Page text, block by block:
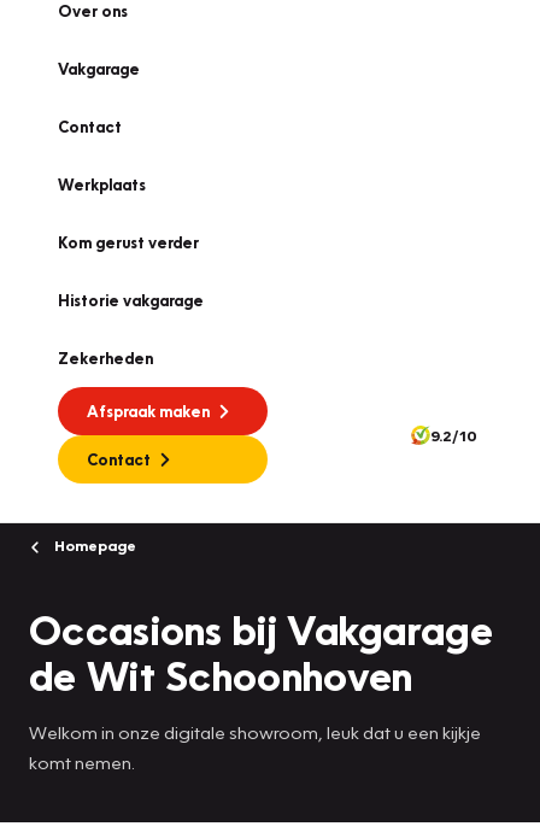
Over ons
Vakgarage
Contact
Werkplaats
Kom gerust verder
Historie vakgarage
Zekerheden
Afspraak maken
Contact
9.2/10
Homepage
Occasions bij Vakgarage
de Wit Schoonhoven
Welkom in onze digitale showroom, leuk dat u een kijkje
komt nemen.